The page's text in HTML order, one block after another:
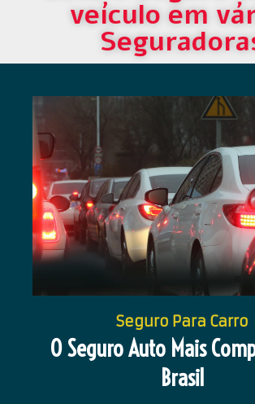
veículo em
Seguro Para Carro
O Seguro Auto Mais
Brasil